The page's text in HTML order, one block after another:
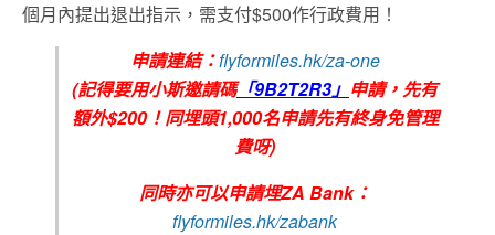
個月內提出退出指示，需支付$500作行政費用！
申請連結：flyformiles.hk/za-one
(記得要用小斯邀請碼「9B2T2R3」 申請，先有
額外$200！同埋頭1,000名申請先有終身免管理
費呀)
同時亦可以申請埋ZA Bank：
flyformiles.hk/zabank